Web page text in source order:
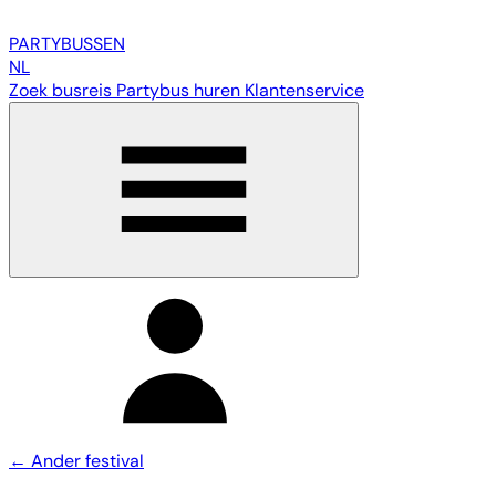
PARTYBUSSEN
NL
Zoek busreis Partybus huren Klantenservice
← Ander festival